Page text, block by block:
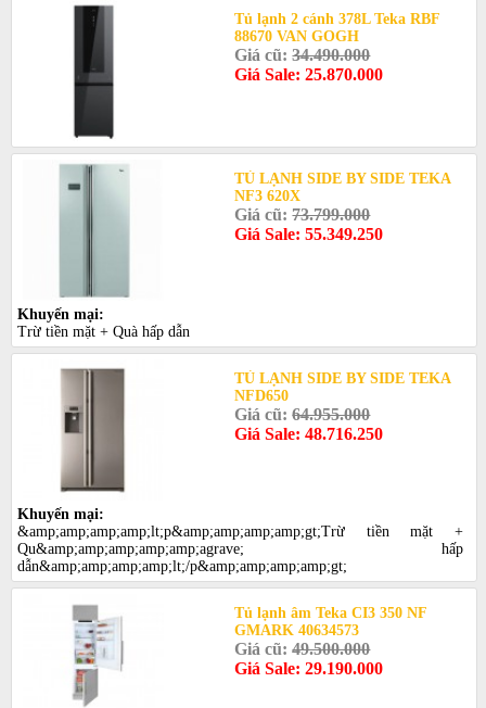
Tủ lạnh 2 cánh 378L Teka RBF
88670 VAN GOGH
Giá cũ:34.490.000
Giá Sale: 25.870.000
TỦ LẠNH SIDE BY SIDE TEKA
NF3 620X
Giá cũ:73.799.000
Giá Sale: 55.349.250
Khuyến mại:
Trừ tiền mặt + Quà hấp dẫn
TỦ LẠNH SIDE BY SIDE TEKA
NFD650
Giá cũ:64.955.000
Giá Sale: 48.716.250
Khuyến mại:
&amp;amp;amp;amp;lt;p&amp;amp;amp;amp;gt;Trừ tiền mặt +
Qu&amp;amp;amp;amp;amp;agrave; hấp
dẫn&amp;amp;amp;amp;lt;/p&amp;amp;amp;amp;gt;
Tủ lạnh âm Teka CI3 350 NF
GMARK 40634573
Giá cũ:49.500.000
Giá Sale: 29.190.000